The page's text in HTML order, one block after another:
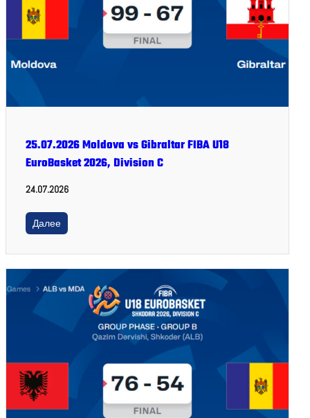
25.07.2026 Moldova vs Gibraltar FIBA U18
EuroBasket 2026, Division C
24.07.2026
Далее